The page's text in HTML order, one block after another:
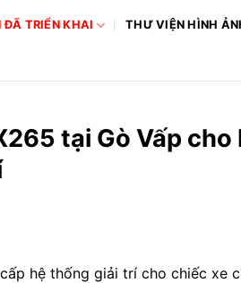
ĐÃ TRIỂN KHAI THƯ VIỆN HÌNH
tại Gò Vấp cho
hệ thống giải trí cho chiếc xe